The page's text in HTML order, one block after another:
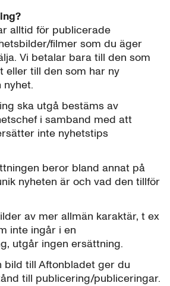
alltid för publicerade
filmer som du äger
Vi betalar bara till den som
eller till den som har ny
nyhet.
ska utgå bestäms av
i samband med att
inte nyhetstips
beror bland annat på
nyheten är och vad den tillför
av mer allmän karaktär, t ex
inte ingår i en
utgår ingen ersättning.
bild till Aftonbladet ger du
till publicering/publiceringar.